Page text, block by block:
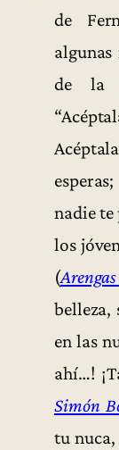
de
de la
nadie te
los
(
belleza,
en las
ahí…!
Simón
tu